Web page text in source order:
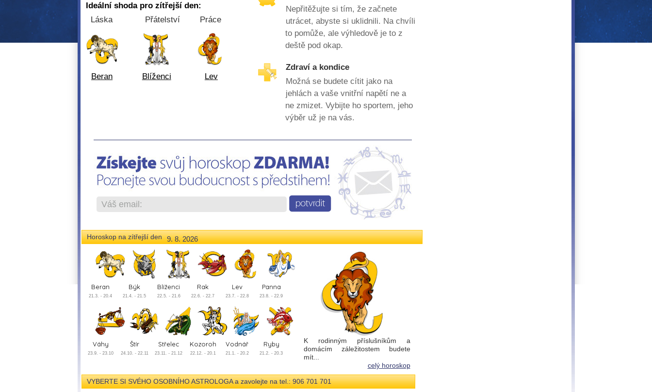
Nepřitěžujte si tím, že začnete
utrácet, abyste si uklidnili. Na chvíli
to pomůže, ale výhledově je to z
deště pod okap.
Zdraví a kondice
Možná se budete cítit jako na
jehlách a vaše vnitřní napětí ne a
ne zmizet. Vybijte ho sportem, jeho
výběr už je na vás.
Ideální shoda pro zítřejší den:
Láska
Beran
Přátelství
Blíženci
Práce
Lev
Horoskop na zítřejší den 9. 8. 2026
Beran
21.3. - 20.4
Býk
21.4. - 21.5
Blíženci
22.5. - 21.6
Rak
22.6. - 22.7
Lev
23.7. - 22.8
Panna
23.8. - 22.9
Váhy
23.9. - 23.10
Štír
24.10. - 22.11
Střelec
23.11. - 21.12
Kozoroh
22.12. - 20.1
Vodnář
21.1. - 20.2
Ryby
21.2. - 20.3
K rodinným příslušníkům a
domácím záležitostem budete
mít...
celý horoskop
VYBERTE SI SVÉHO OSOBNÍHO ASTROLOGA a zavolejte na tel.: 906 701 701